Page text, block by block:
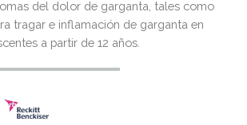
era:
13,26€.
es:
10,58€.
del dolor de garganta, tales como
tragar e inflamación de garganta en
a partir de 12 años.